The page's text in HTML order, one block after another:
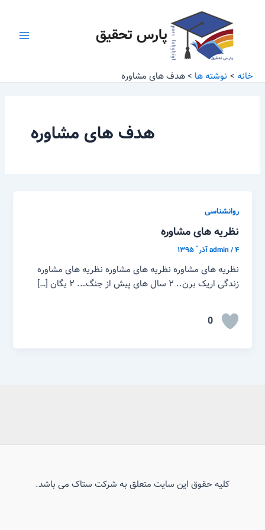
پارس تحقیق
خانه نوشته ها هدف های مشاوره
هدف های مشاوره
روانشناسی
نظریه های مشاوره
admin/۴ آذر ّ ۱۳۹۵
نظریه های مشاوره نظریه های مشاوره نظریه های مشاوره
زندگی اریک برن.. ۲ سال های پیش از جنگ…. ۲ یگان […]
0
کلیه حقوق این سایت متعلق به شرکت ستاک می باشد.